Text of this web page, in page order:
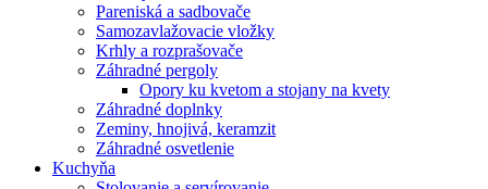
Pareniská a sadbovače
Samozavlažovacie vložky
Krhly a rozprašovače
Záhradné pergoly
Opory ku kvetom a stojany na kvety
Záhradné doplnky
Zeminy, hnojivá, keramzit
Záhradné osvetlenie
Kuchyňa